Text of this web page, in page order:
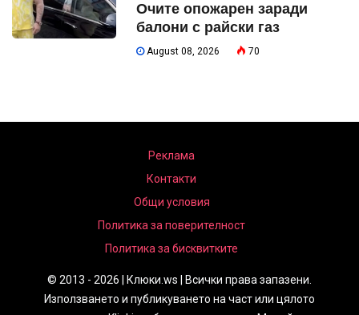
Очите опожарен заради
балони с райски газ
August 08, 2026 70
Реклама
Контакти
Общи условия
Политика за поверителност
Политика за бисквитките
© 2013 - 2026 | Клюки.ws | Всички права запазени.
Използването и публикуването на част или цялото